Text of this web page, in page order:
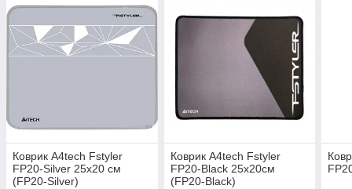
Коврик A4tech Fstyler
FP20-Silver 25x20 см
(FP20-Silver)
Коврик A4tech Fstyler
FP20-Black 25x20см
(FP20-Black)